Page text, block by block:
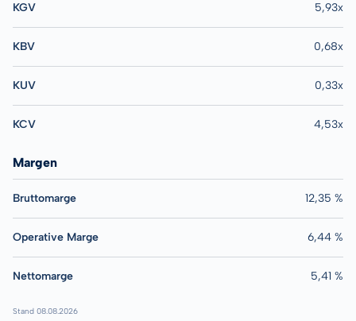
KGV 5,93x
KBV 0,68x
KUV 0,33x
KCV 4,53x
Margen
Bruttomarge 12,35 %
Operative Marge 6,44 %
Nettomarge 5,41 %
Stand 08.08.2026